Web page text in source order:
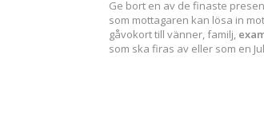
Ge bort en av de finaste
som mottagaren kan lösa in
gåvokort till vänner, familj,
som ska firas av eller som en